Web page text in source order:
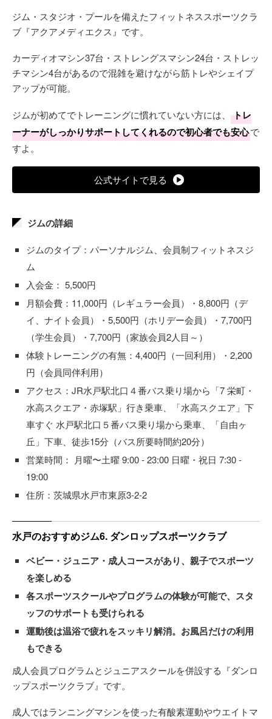
ジム・スタジオ・プールを備えたフィットネススポーツクラ
ブ『アクアメディエクス』です。
カーディオマシン37台・ストレングスマシン24台・ストレッ
チマシン4台があるので混雑を避けながら筋トレやシェイプ
アップが可能。
ジムが初めてでトレーニングに慣れていない方には、
トレ
ーナーがしっかりサポートしてくれるので初心者でも安心で
すよ。
公式サイトで見る
ジムの詳細
ジムのタイプ：パーソナルジム、会員制フィットネスジ
ム
入会金： 5,500円
月額会費：11,000円（レギュラー会員）・8,800円（デ
イ、ナイト会員）・5,500円（ホリデー会員）・7,700円
（学生会員）・7,700円（家族会員2人目～）
体験トレーニングの有無：4,400円（一回利用）・2,200
円（会員同伴利用）
アクセス：JR水戸駅北口４番バス乗り場から「7 栄町・
水高スクエア・赤塚駅」行き乗車、「水高スクエア」下
車すぐ 水戸駅北口５番バス乗り場から乗車、「自由ヶ
丘」下車、徒歩15分（バス所要時間約20分）
営業時間： 月曜〜土曜 9:00 - 23:00 日曜・祝日 7:30 -
19:00
住所：茨城県水戸市東原3-2-2
水戸のおすすめジム6. ダンロップスポーツクラブ
ベビー・ジュニア・成人コースがあり、親子でスポーツ
を楽しめる
各スポーツスクールやプログラムの体験が可能で、スタ
ッフのサポートも受けられる
運動後は温浴で疲れをスッキリ解消。お風呂だけの利用
もできる
成人会員プログラムとジュニアスクールを併設する『ダンロ
ップスポーツクラブ』です。
成人ではランニングマシンを使った有酸素運動やウエイトマ